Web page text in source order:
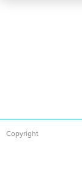
Copyright